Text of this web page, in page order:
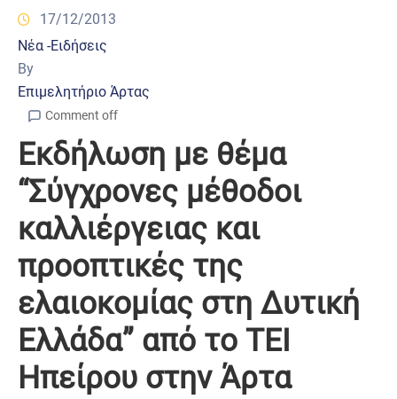
17/12/2013
Νέα -Ειδήσεις
By
Επιμελητήριο Άρτας
Comment off
Εκδήλωση με θέμα
“Σύγχρονες μέθοδοι
καλλιέργειας και
προοπτικές της
ελαιοκομίας στη Δυτική
Ελλάδα” από το ΤΕΙ
Ηπείρου στην Άρτα